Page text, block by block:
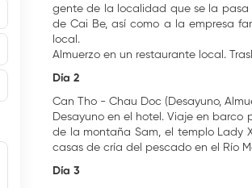
gente de la localidad que se la pasa
de Cai Be, así como a la empresa
local.
Almuerzo en un restaurante local.
Día 2
Can Tho - Chau Doc (Desayuno,
Desayuno en el hotel. Viaje en barco
de la montaña Sam, el templo Lady
casas de cría del pescado en el Río
Día 3